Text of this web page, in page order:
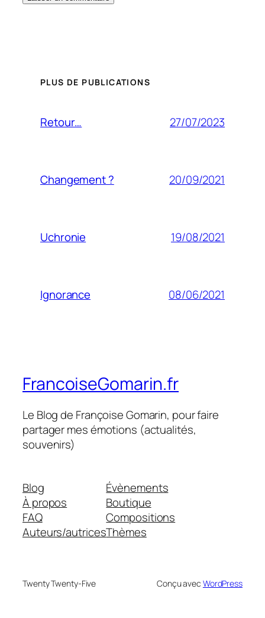
PLUS DE PUBLICATIONS
Retour… 27/07/2023
Changement ? 20/09/2021
Uchronie 19/08/2021
Ignorance 08/06/2021
FrancoiseGomarin.fr
Le Blog de Françoise Gomarin, pour faire
partager mes émotions (actualités,
souvenirs)
Blog
À propos
FAQ
Auteurs/autrices
Évènements
Boutique
Compositions
Thèmes
Twenty Twenty-Five Conçu avec WordPress